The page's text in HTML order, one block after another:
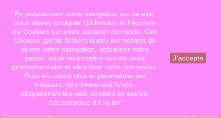
Téléphone: 06 09 14 02 79 Email: info@doigtsdefees.com
Mon compte
En poursuivant votre navigation sur ce site,
vous devez accepter l’utilisation et l'écriture
de Cookies sur votre appareil connecté. Ces
Cookies (petits fichiers texte) permettent de
suivre votre navigation, actualiser votre
panier, vous reconnaitre lors de votre
prochaine visite et sécuriser votre connexion.
Pour en savoir plus et paramétrer les
traceurs: http://www.cnil.fr/vos-
obligations/sites-web-cookies-et-autres-
traceurs/que-dit-la-loi/
J'accepte